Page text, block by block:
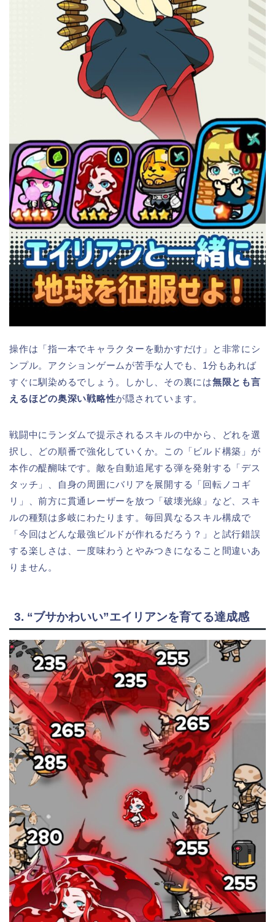
操作は「指一本でキャラクターを動かすだけ」と非常にシ
ンプル。アクションゲームが苦手な人でも、1分もあれば
すぐに馴染めるでしょう。しかし、その裏には無限とも言
えるほどの奥深い戦略性が隠されています。
戦闘中にランダムで提示されるスキルの中から、どれを選
択し、どの順番で強化していくか。この「ビルド構築」が
本作の醍醐味です。敵を自動追尾する弾を発射する「デス
タッチ」、自身の周囲にバリアを展開する「回転ノコギ
リ」、前方に貫通レーザーを放つ「破壊光線」など、スキ
ルの種類は多岐にわたります。毎回異なるスキル構成で
「今回はどんな最強ビルドが作れるだろう？」と試行錯誤
する楽しさは、一度味わうとやみつきになること間違いあ
りません。
3. “ブサかわいい”エイリアンを育てる達成感